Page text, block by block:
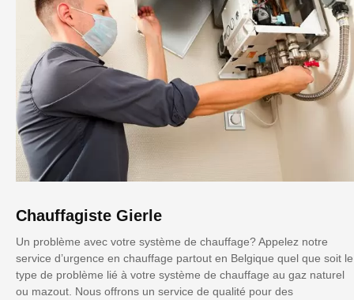
Chauffagiste Gierle
Un problème avec votre système de chauffage? Appelez notre
service d’urgence en chauffage partout en Belgique quel que soit le
type de problème lié à votre système de chauffage au gaz naturel
ou mazout. Nous offrons un service de qualité pour des